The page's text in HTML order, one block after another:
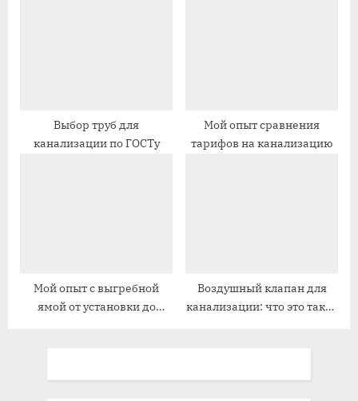
Выбор труб для
канализации по ГОСТу
Мой опыт сравнения
тарифов на канализацию
Мой опыт с выгребной
ямой от установки до
Воздушный клапан для
канализации: что это такое